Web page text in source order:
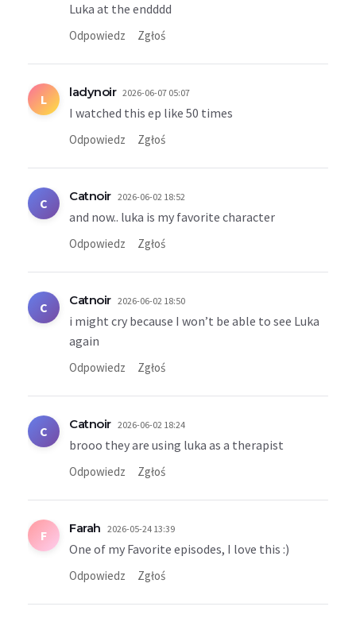
Luka at the endddd
Odpowiedz Zgłoś
L ladynoir 2026-06-07 05:07
I watched this ep like 50 times
Odpowiedz Zgłoś
C Catnoir 2026-06-02 18:52
and now.. luka is my favorite character
Odpowiedz Zgłoś
C Catnoir 2026-06-02 18:50
i might cry because I won’t be able to see Luka
again
Odpowiedz Zgłoś
C Catnoir 2026-06-02 18:24
brooo they are using luka as a therapist
Odpowiedz Zgłoś
F Farah 2026-05-24 13:39
One of my Favorite episodes, I love this :)
Odpowiedz Zgłoś